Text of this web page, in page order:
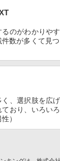
のがわかりや
件数が多くて見
、選択肢を広
おり、いろい
）